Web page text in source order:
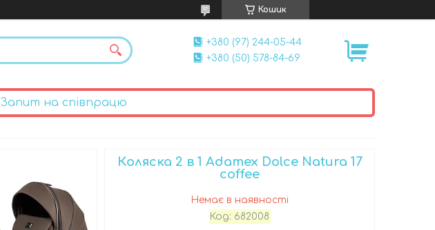
Кошик
+380 (97) 244-05-44
+380 (50) 578-84-69
Запит на співпрацю
Коляска 2 в 1 Adamex Dolce Natura 17
coffee
Немає в наявності
Код: 682008